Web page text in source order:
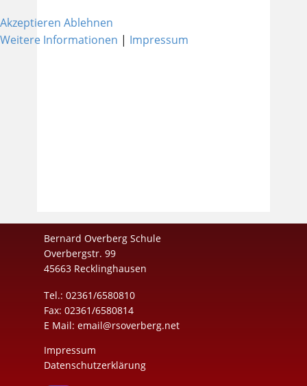
Bernard Overberg Schule
Overbergstr. 99
45663 Recklinghausen
Tel.: 02361/6580810
Fax: 02361/6580814
E Mail: email@rsoverberg.net
Impressum
Datenschutzerklärung
Akzeptieren Ablehnen
Weitere Informationen | Impressum